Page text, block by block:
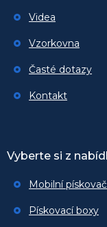
Videa
Vzorkovna
Časté dotazy
Kontakt
Vyberte si z
Mobilní
Pískovací boxy